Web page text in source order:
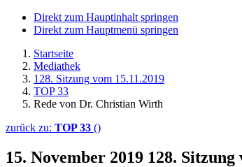
Direkt zum Hauptinhalt springen
Direkt zum Hauptmenü springen
Startseite
Mediathek
128. Sitzung vom 15.11.2019
TOP 33
Rede von Dr. Christian Wirth
zurück zu: TOP 33 ()
15. November 2019 128.